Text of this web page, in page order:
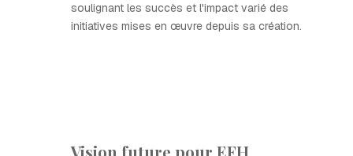
soulignant les succès et l'impact varié des
initiatives mises en œuvre depuis sa création.
Vision future pour EFH